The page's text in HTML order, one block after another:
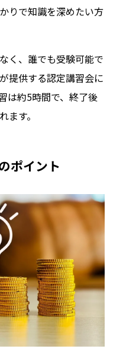
りで知識を深めたい方
く、誰でも受験可能で
提供する認定講習会に
は約5時間で、終了後
ます。
ポイント